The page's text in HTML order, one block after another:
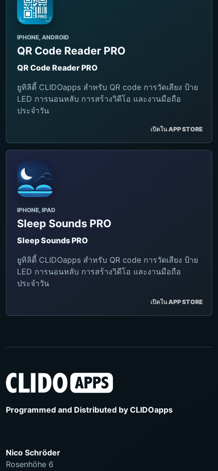
IPHONE, ANDROID
QR Code Reader PRO
QR Code Reader PRO
ยูทิลิตี้ CLIDOapps สำหรับ QR code การวัดเสียง ป้าย
LED การนอนหลับ การสร้างวิดีโอ และงานมือถือ
ประจำวัน
เปิดใน APP STORE
IPHONE, IPAD
Sleep Sounds PRO
Sleep Sounds PRO
ยูทิลิตี้ CLIDOapps สำหรับ QR code การวัดเสียง ป้าย
LED การนอนหลับ การสร้างวิดีโอ และงานมือถือ
ประจำวัน
เปิดใน APP STORE
Programmed and Distributed by CLIDOapps
Nico Schröder
Rosenhöhe 6